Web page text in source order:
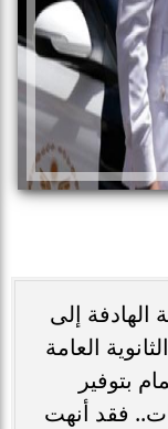
الهادفة إلى
العامة
2024 والإهتمام بتوفير
فقد أنهت